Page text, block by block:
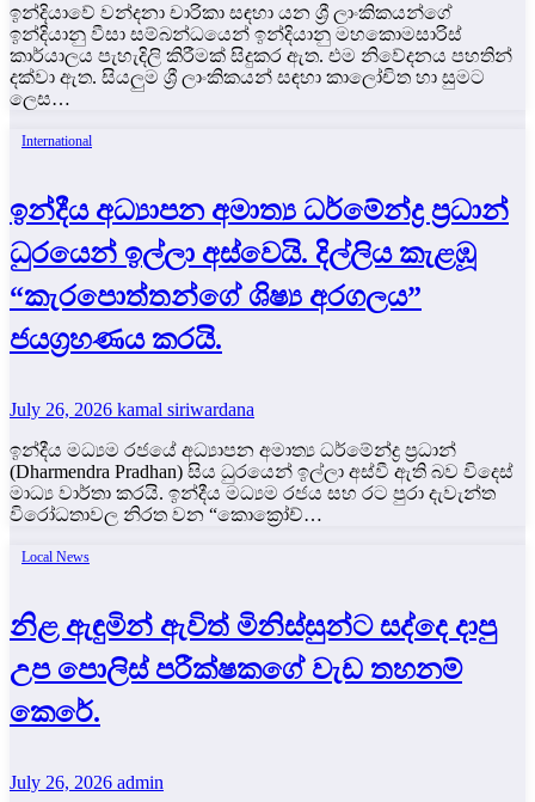
ඉන්දියාවේ වන්දනා චාරිකා සඳහා යන ශ්‍රී ලාංකිකයන්ගේ
ඉන්දියානු වීසා සම්බන්ධයෙන් ඉන්දියානු මහකොමසාරිස්
කාර්යාලය පැහැදිලි කිරීමක් සිදුකර ඇත. එම නිවේදනය පහතින්
දක්වා ඇත. සියලුම ශ්‍රී ලාංකිකයන් සඳහා කාලෝචිත හා සුමට
ලෙස…
International
ඉන්දීය අධ්‍යාපන අමාත්‍ය ධර්මේන්ද්‍ර ප්‍රධාන්
ධුරයෙන් ඉල්ලා අස්වෙයි. දිල්ලිය කැළඹූ
“කැරපොත්තන්ගේ ශිෂ්‍ය අරගලය”
ජයග්‍රහණය කරයි.
July 26, 2026 kamal siriwardana
ඉන්දීය මධ්‍යම රජයේ අධ්‍යාපන අමාත්‍ය ධර්මේන්ද්‍ර ප්‍රධාන්
(Dharmendra Pradhan) සිය ධුරයෙන් ඉල්ලා අස්වී ඇති බව විදෙස්
මාධ්‍ය වාර්තා කරයි. ඉන්දීය මධ්‍යම රජය සහ රට පුරා දැවැන්ත
විරෝධතාවල නිරත වන “කොක්‍රෝච්…
Local News
නිළ ඇඳුමින් ඇවිත් මිනිස්සුන්ට සද්දෙ දාපු
උප පොලිස් පරීක්ෂකගේ වැඩ තහනම්
කෙරේ.
July 26, 2026 admin